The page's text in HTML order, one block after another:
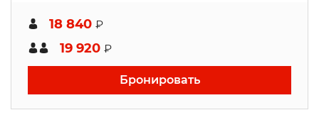
18 840 ₽
19 920 ₽
Бронировать